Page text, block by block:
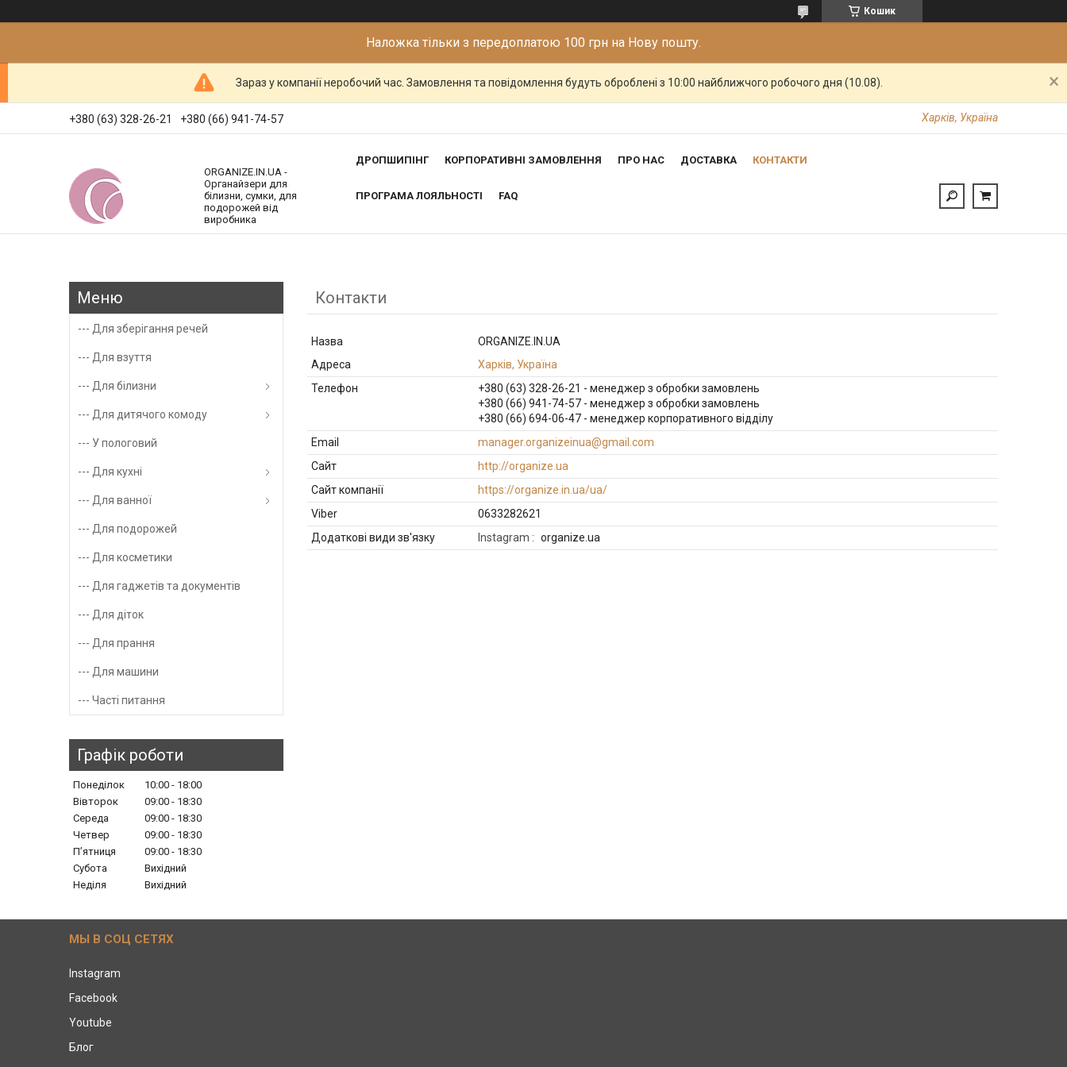
Кошик
Наложка тільки з передоплатою 100 грн на Нову пошту.
Зараз у компанії неробочий час. Замовлення та повідомлення будуть оброблені з 10:00 найближчого робочого дня (10.08).
+380 (63) 328-26-21 +380 (66) 941-74-57 Харків, Україна
ORGANIZE.IN.UA -
Органайзери для
білизни, сумки, для
подорожей від
виробника
ДРОПШИПІНГ КОРПОРАТИВНІ ЗАМОВЛЕННЯ ПРО НАС ДОСТАВКА КОНТАКТИ
ПРОГРАМА ЛОЯЛЬНОСТІ FAQ
Контакти
ORGANIZE.IN.UA
Харків, Україна
+380 (63) 328-26-21
менеджер з обробки замовлень
+380 (66) 941-74-57
менеджер з обробки замовлень
+380 (66) 694-06-47
менеджер корпоративного відділу
manager.organizeinua@gmail.com
http://organize.ua
https://organize.in.ua/ua/
0633282621
Instagram
organize.ua
--- Для зберігання речей
--- Для взуття
--- Для білизни
--- Для дитячого комоду
--- У пологовий
--- Для кухні
--- Для ванної
--- Для подорожей
--- Для косметики
--- Для гаджетів та документів
--- Для діток
--- Для прання
--- Для машини
--- Часті питання
Графік роботи
Понеділок 10:00
18:00
Вівторок
09:00
18:30
Середа
09:00
18:30
Четвер
09:00
18:30
Пʼятниця
09:00
18:30
Субота
Вихідний
Неділя
Вихідний
МЫ В СОЦ СЕТЯХ
Instagram
Facebook
Youtube
Блог